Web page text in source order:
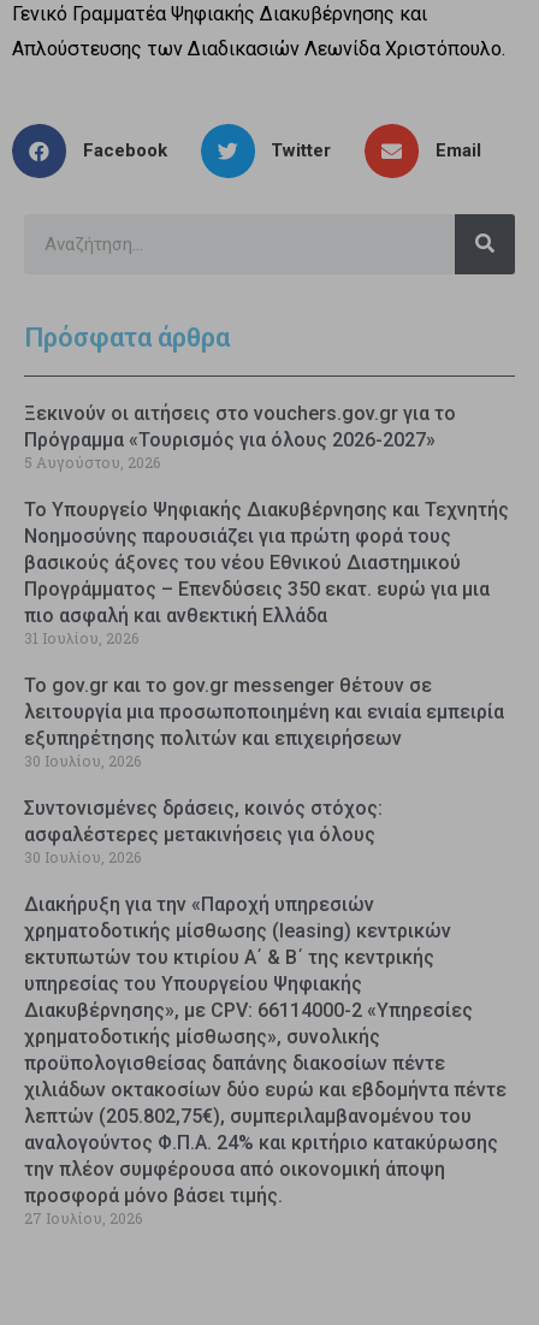
Γενικό Γραμματέα Ψηφιακής Διακυβέρνησης και
Απλούστευσης των Διαδικασιών Λεωνίδα Χριστόπουλο.
Facebook Twitter Email
Πρόσφατα άρθρα
Ξεκινούν οι αιτήσεις στο vouchers.gov.gr για το
Πρόγραμμα «Τουρισμός για όλους 2026-2027»
5 Αυγούστου, 2026
Το Υπουργείο Ψηφιακής Διακυβέρνησης και Τεχνητής
Νοημοσύνης παρουσιάζει για πρώτη φορά τους
βασικούς άξονες του νέου Εθνικού Διαστημικού
Προγράμματος – Επενδύσεις 350 εκατ. ευρώ για μια
πιο ασφαλή και ανθεκτική Ελλάδα
31 Ιουλίου, 2026
Το gov.gr και το gov.gr messenger θέτουν σε
λειτουργία μια προσωποποιημένη και ενιαία εμπειρία
εξυπηρέτησης πολιτών και επιχειρήσεων
30 Ιουλίου, 2026
Συντονισμένες δράσεις, κοινός στόχος:
ασφαλέστερες μετακινήσεις για όλους
30 Ιουλίου, 2026
Διακήρυξη για την «Παροχή υπηρεσιών
χρηματοδοτικής μίσθωσης (leasing) κεντρικών
εκτυπωτών του κτιρίου Α΄ & Β΄ της κεντρικής
υπηρεσίας του Υπουργείου Ψηφιακής
Διακυβέρνησης», με CPV: 66114000-2 «Υπηρεσίες
χρηματοδοτικής μίσθωσης», συνολικής
προϋπολογισθείσας δαπάνης διακοσίων πέντε
χιλιάδων οκτακοσίων δύο ευρώ και εβδομήντα πέντε
λεπτών (205.802,75€), συμπεριλαμβανομένου του
αναλογούντος Φ.Π.Α. 24% και κριτήριο κατακύρωσης
την πλέον συμφέρουσα από οικονομική άποψη
προσφορά μόνο βάσει τιμής.
27 Ιουλίου, 2026